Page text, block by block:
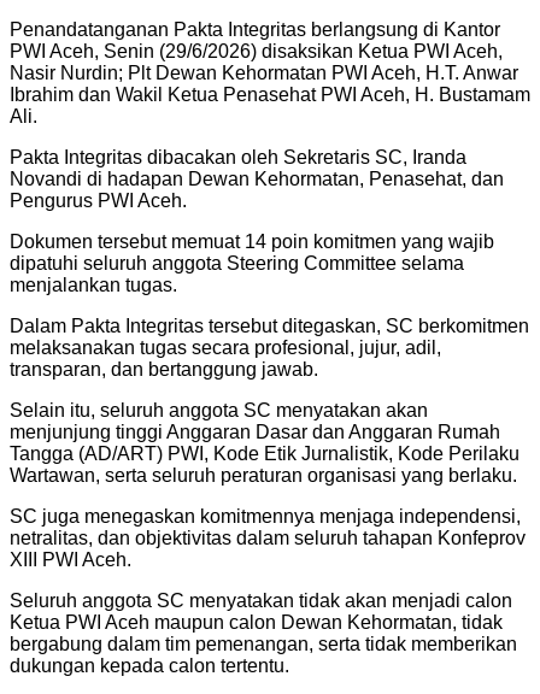
Penandatanganan Pakta Integritas berlangsung di Kantor
PWI Aceh, Senin (29/6/2026) disaksikan Ketua PWI Aceh,
Nasir Nurdin; Plt Dewan Kehormatan PWI Aceh, H.T. Anwar
Ibrahim dan Wakil Ketua Penasehat PWI Aceh, H. Bustamam
Ali.
Pakta Integritas dibacakan oleh Sekretaris SC, Iranda
Novandi di hadapan Dewan Kehormatan, Penasehat, dan
Pengurus PWI Aceh.
Dokumen tersebut memuat 14 poin komitmen yang wajib
dipatuhi seluruh anggota Steering Committee selama
menjalankan tugas.
Dalam Pakta Integritas tersebut ditegaskan, SC berkomitmen
melaksanakan tugas secara profesional, jujur, adil,
transparan, dan bertanggung jawab.
Selain itu, seluruh anggota SC menyatakan akan
menjunjung tinggi Anggaran Dasar dan Anggaran Rumah
Tangga (AD/ART) PWI, Kode Etik Jurnalistik, Kode Perilaku
Wartawan, serta seluruh peraturan organisasi yang berlaku.
SC juga menegaskan komitmennya menjaga independensi,
netralitas, dan objektivitas dalam seluruh tahapan Konfeprov
XIII PWI Aceh.
Seluruh anggota SC menyatakan tidak akan menjadi calon
Ketua PWI Aceh maupun calon Dewan Kehormatan, tidak
bergabung dalam tim pemenangan, serta tidak memberikan
dukungan kepada calon tertentu.